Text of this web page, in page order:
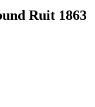
Ruit 1863